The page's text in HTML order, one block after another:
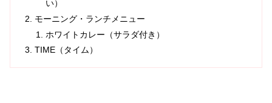
い）
モーニング・ランチメニュー
ホワイトカレー（サラダ付き）
TIME（タイム）